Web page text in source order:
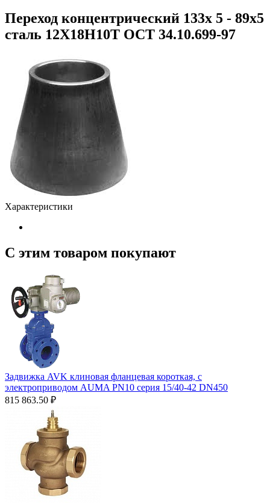
Переход концентрический 133х 5 - 89х5
сталь 12Х18Н10Т ОСТ 34.10.699-97
Характеристики
С этим товаром покупают
Задвижка AVK клиновая фланцевая короткая, с
электроприводом AUMA PN10 серия 15/40-42 DN450
815 863.50 ₽